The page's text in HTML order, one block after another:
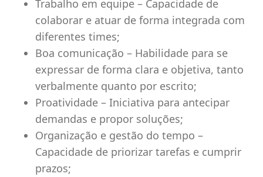
Trabalho em equipe – Capacidade de
colaborar e atuar de forma integrada com
diferentes times;
Boa comunicação – Habilidade para se
expressar de forma clara e objetiva, tanto
verbalmente quanto por escrito;
Proatividade – Iniciativa para antecipar
demandas e propor soluções;
Organização e gestão do tempo –
Capacidade de priorizar tarefas e cumprir
prazos;